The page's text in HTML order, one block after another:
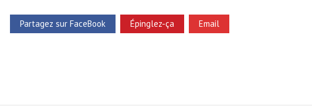
Partagez sur FaceBook Épinglez-ça Email